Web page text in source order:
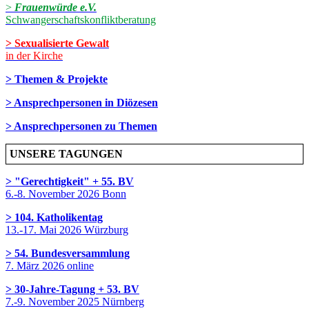
> Frauenwürde e.V.
Schwangerschaftskonfliktberatung
> Sexualisierte Gewalt
in der Kirche
> Themen & Projekte
> Ansprechpersonen in Diözesen
> Ansprechpersonen zu Themen
UNSERE TAGUNGEN
> "Gerechtigkeit" + 55. BV
6.-8. November 2026 Bonn
> 104. Katholikentag
13.-17. Mai 2026 Würzburg
> 54. Bundesversammlung
7. März 2026 online
> 30-Jahre-Tagung + 53. BV
7.-9. November 2025 Nürnberg